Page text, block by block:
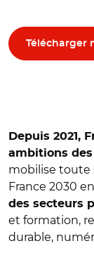
Télécharger
Depuis 2021,
ambitions des
mobilise toute
France 2030
des secteurs
et formation,
durable,